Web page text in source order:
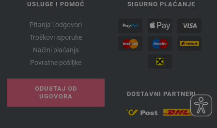
USLUGE I POMOĆ
Pitanja i odgovori
Troškovi isporuke
Načini plaćanja
Povratne pošiljke
ODUSTAJ OD
UGOVORA
SIGURNO PLAĆANJE
DOSTAVNI PARTNERI